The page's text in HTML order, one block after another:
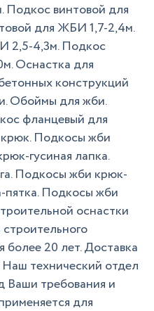
Подкос винтовой для
для ЖБИ 1,7-2,4м.
2,5-4,3м. Подкос
Оснастка для
конструкций
Обоймы для жби.
фланцевый для
Подкосы жби
гусиная лапка.
Подкосы жби крюк-
пятка. Подкосы жби
оснастки
более 20 лет. Доставка
технический отдел
Ваши требования и
для